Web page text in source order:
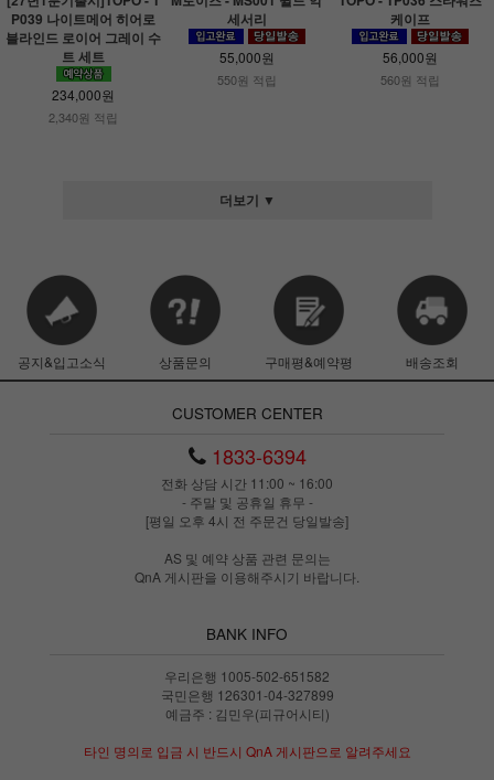
P039 나이트메어 히어로
블라인드 로이어 그레이 수
트 세트
234,000원
2,340원 적립
세서리
55,000원
550원 적립
케이프
56,000원
560원 적립
더보기 ▼
공지&입고소식 상품문의 구매평&예약평 배송조회
CUSTOMER CENTER
1833-6394
전화 상담 시간 11:00 ~ 16:00
- 주말 및 공휴일 휴무 -
[평일 오후 4시 전 주문건 당일발송]
AS 및 예약 상품 관련 문의는
QnA 게시판을 이용해주시기 바랍니다.
BANK INFO
우리은행 1005-502-651582
국민은행 126301-04-327899
예금주 : 김민우(피규어시티)
타인 명의로 입금 시 반드시 QnA 게시판으로 알려주세요